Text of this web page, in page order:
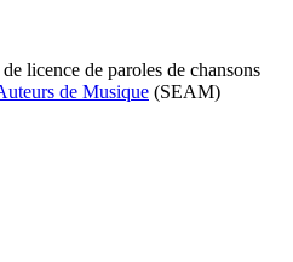
licence de paroles de chansons
de Musique (SEAM)